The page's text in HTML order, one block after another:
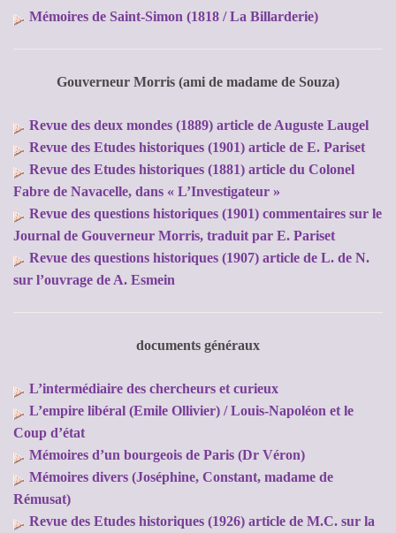
Mémoires de Saint-Simon (1818 / La Billarderie)
Gouverneur Morris (ami de madame de Souza)
Revue des deux mondes (1889) article de Auguste Laugel
Revue des Etudes historiques (1901) article de E. Pariset
Revue des Etudes historiques (1881) article du Colonel
Fabre de Navacelle, dans « L’Investigateur »
Revue des questions historiques (1901) commentaires sur le
Journal de Gouverneur Morris, traduit par E. Pariset
Revue des questions historiques (1907) article de L. de N.
sur l’ouvrage de A. Esmein
documents généraux
L’intermédiaire des chercheurs et curieux
L’empire libéral (Emile Ollivier) / Louis-Napoléon et le
Coup d’état
Mémoires d’un bourgeois de Paris (Dr Véron)
Mémoires divers (Joséphine, Constant, madame de
Rémusat)
Revue des Etudes historiques (1926) article de M.C. sur la